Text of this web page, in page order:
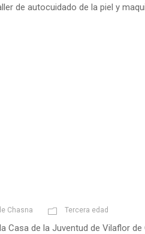
de autocuidado de la piel y
Chasna Tercera edad
Casa de la Juventud de Vilaflor